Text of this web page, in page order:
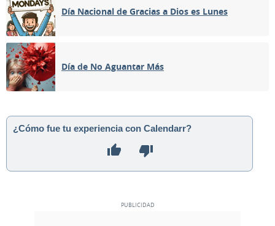
Día Nacional de Gracias a Dios es Lunes
Día de No Aguantar Más
¿Cómo fue tu experiencia con Calendarr?